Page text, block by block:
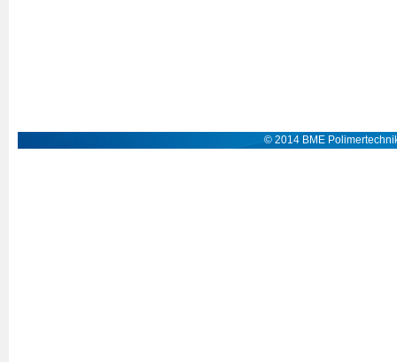
© 2014 BME